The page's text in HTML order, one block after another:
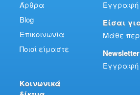
Άρθρα
Blog
Επικοινωνία
Ποιοί είμαστε
Εγγραφή
Είσαι
Μάθε
Newsletter
Εγγραφή
Κοινωνικά